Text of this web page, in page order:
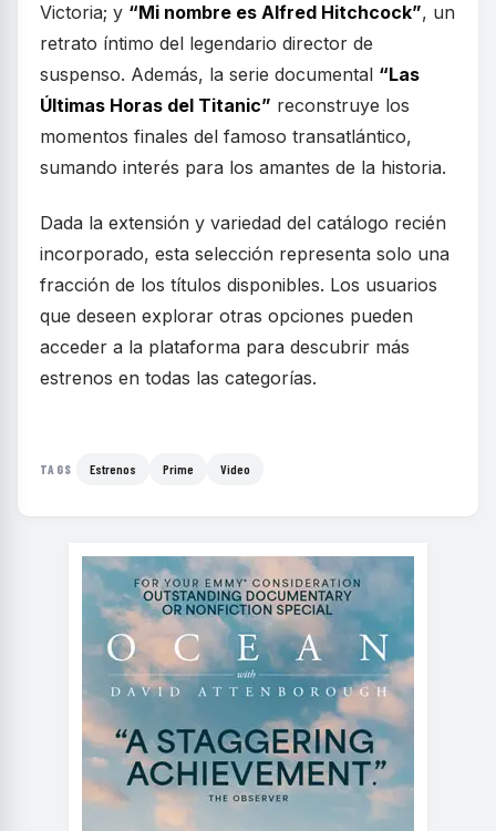
Victoria; y “Mi nombre es Alfred Hitchcock”, un
retrato íntimo del legendario director de
suspenso. Además, la serie documental “Las
Últimas Horas del Titanic” reconstruye los
momentos finales del famoso transatlántico,
sumando interés para los amantes de la historia.
Dada la extensión y variedad del catálogo recién
incorporado, esta selección representa solo una
fracción de los títulos disponibles. Los usuarios
que deseen explorar otras opciones pueden
acceder a la plataforma para descubrir más
estrenos en todas las categorías.
TAGS Estrenos Prime Video